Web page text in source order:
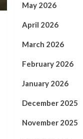
May 2026
April 2026
March 2026
February 2026
January 2026
December 2025
November 2025